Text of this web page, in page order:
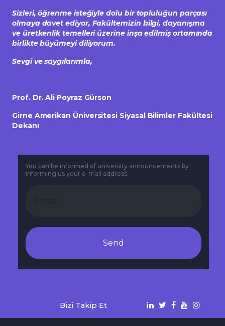
Sizleri, öğrenme isteğiyle dolu bir topluluğun parçası
olmaya davet ediyor, Fakültemizin bilgi, dayanışma
ve üretkenlik temelleri üzerine inşa edilmiş ortamında
birlikte büyümeyi diliyorum.
Sevgi ve saygılarımla,
Prof. Dr. Ali Poyraz Gürson
Girne Amerikan Üniversitesi Siyasal Bilimler Fakültesi
Dekanı
You can be informed of university announcements by
informing us your e-mail address.
Send
Bizi Takip Et